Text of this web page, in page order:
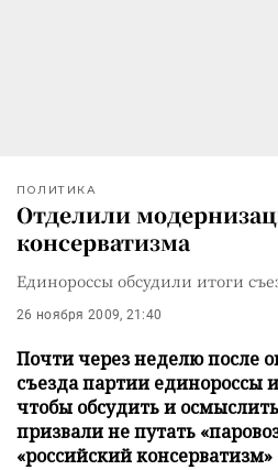
ПОЛИТИКА
Отделили
консерватизма
Единороссы обсудили итоги
26 ноября 2009, 21:40
Почти через неделю после
съезда партии единороссы
чтобы обсудить и
призвали не путать
«российский